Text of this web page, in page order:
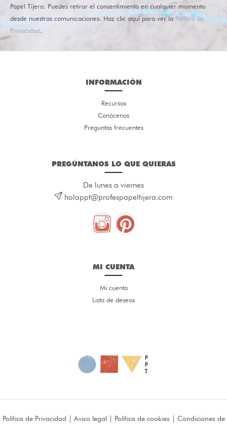
Papel Tijera. Puedes retirar el consentimiento en cualquier momento
desde nuestras comunicaciones. Haz clic aquí para ver la Política de
Privacidad.
INFORMACIÓN
Recursos
Conócenos
Preguntas frecuentes
PREGÚNTANOS LO QUE QUIERAS
De lunes a viernes
holappt@profespapeltijera.com
MI CUENTA
Mi cuenta
Lista de deseos
Política de Privacidad | Aviso legal| Política de cookies | Condiciones de